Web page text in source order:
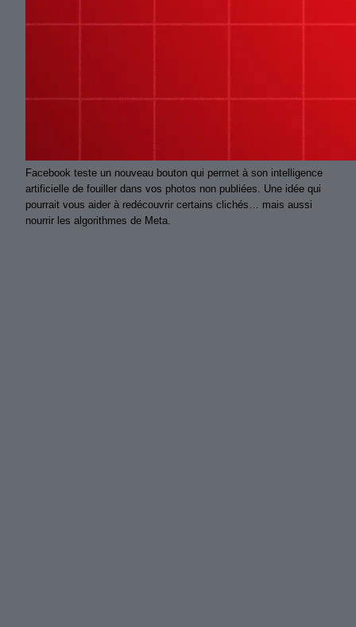
Facebook teste un nouveau bouton qui permet à son intelligence
artificielle de fouiller dans vos photos non publiées. Une idée qui
pourrait vous aider à redécouvrir certains clichés… mais aussi
nourrir les algorithmes de Meta.